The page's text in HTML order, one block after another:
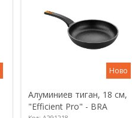
Ново
Алуминиев тиган, 18 см,
"Efficient Pro" - BRA